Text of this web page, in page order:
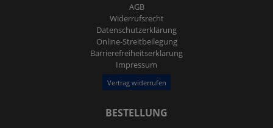
AGB
Widerrufs­recht
Daten­schutz­erklärung
Online-Streitbeilegung
Barrierefreiheitserklärung
Impressum
Vertrag widerrufen
BESTELLUNG